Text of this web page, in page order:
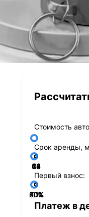
Стоимость
Срок аренды,
12
24
36
48
60
72
84
Первый взнос:
0%
20%
40%
60%
80%
Платеж в